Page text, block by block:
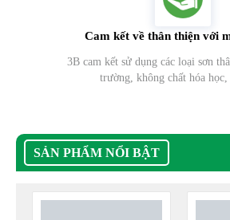
Cam kết về thân thiện với
3B cam kết sử dụng các loại sơn
trường, không chất hóa học,
SẢN PHẨM NỔI BẬT